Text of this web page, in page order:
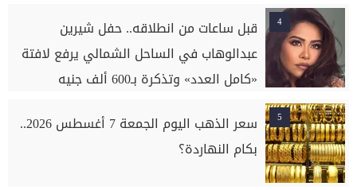
4
قبل ساعات من انطلاقه.. حفل شيرين
عبدالوهاب في الساحل الشمالي يرفع لافتة
«كامل العدد» وتذكرة بـ600 ألف جنيه
5
سعر الذهب اليوم الجمعة 7 أغسطس 2026..
بكام النهاردة؟